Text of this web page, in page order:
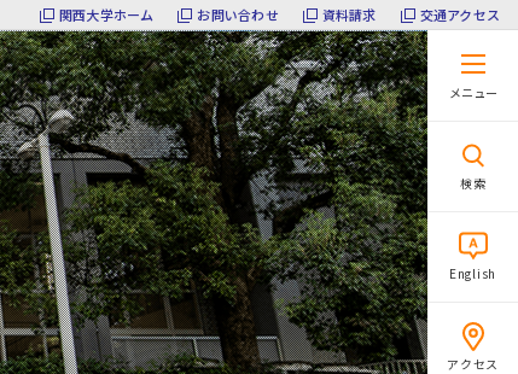
関西大学ホーム お問い合わせ 資料請求 交通アクセス
検索
English
アクセス
メニュー